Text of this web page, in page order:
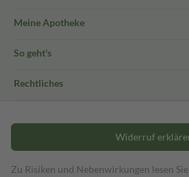
Meine Apotheke
So geht's
Rechtliches
Widerruf
Zu Risiken und Nebenwirkungen lesen